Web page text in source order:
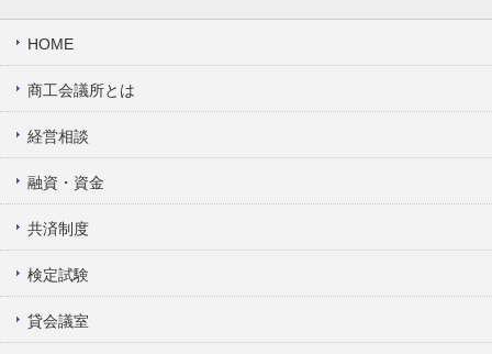
HOME
商工会議所とは
経営相談
融資・資金
共済制度
検定試験
貸会議室